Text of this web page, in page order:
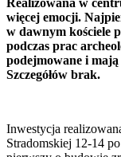
więcej emocji.
w dawnym kościele
podczas prac
podejmowane i mają
Szczegółów brak.
Inwestycja
Stradomskiej 12-14